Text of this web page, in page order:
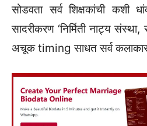
सोडवता सर्व शिक्षकांची
सादरीकरण ‘निर्मिती नाट्य संस्था,
अचूक timing साधत सर्व